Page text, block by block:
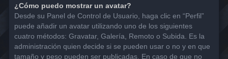
¿Cómo puedo mostrar un avatar?
Desde su Panel de Control de Usuario, haga clic en “Perfil”
puede añadir un avatar utilizando uno de los siguientes
cuatro métodos: Gravatar, Galería, Remoto o Subida. Es la
administración quien decide si se pueden usar o no y en que
tamaño y peso pueden ser publicadas. En caso de que no